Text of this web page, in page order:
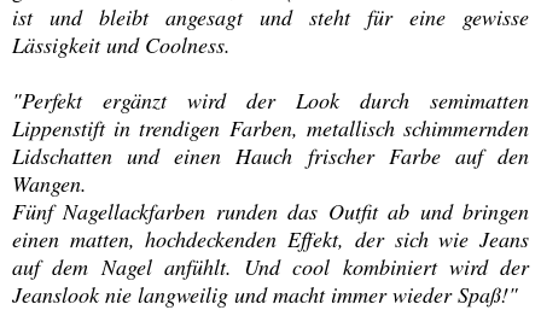
ist und bleibt angesagt und steht für eine gewisse
Lässigkeit und Coolness.
"Perfekt ergänzt wird der Look durch semimatten
Lippenstift in trendigen Farben, metallisch schimmernden
Lidschatten und einen Hauch frischer Farbe auf den
Wangen.
Fünf Nagellackfarben runden das Outfit ab und bringen
einen matten, hochdeckenden Effekt, der sich wie Jeans
auf dem Nagel anfühlt. Und cool kombiniert wird der
Jeanslook nie langweilig und macht immer wieder Spaß!"